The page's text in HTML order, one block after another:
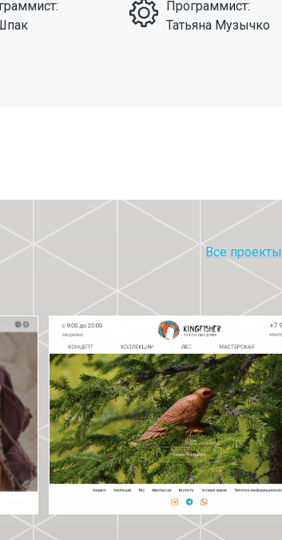
Программист:
Татьяна Музычко
Все проекты